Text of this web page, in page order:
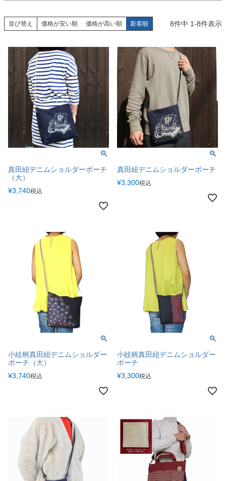
並び替え 価格が安い順 価格が高い順 新着順 8件中 1-8件表示
真田紐デニムショルダーポーチ
（大）
¥3,740税込
真田紐デニムショルダーポーチ
¥3,300税込
小紋柄真田紐デニムショルダー
ポーチ（大）
¥3,740税込
小紋柄真田紐デニムショルダー
ポーチ
¥3,300税込